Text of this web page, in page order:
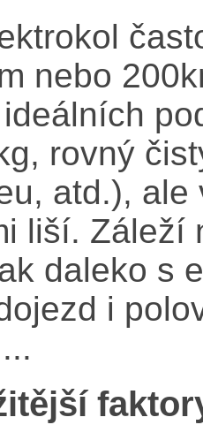
nebo
rovný
atd.),
liší. Záleží
daleko s
i